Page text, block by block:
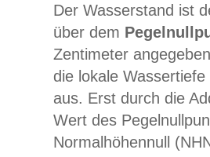
Der Wasserstand ist
über dem
Zentimeter
die lokale
aus. Erst durch die
Wert des
Normalhöhennull